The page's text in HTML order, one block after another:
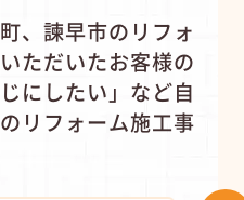
、諫早市のリフォ
ただいたお客様の
じにしたい」など自
リフォーム施工事